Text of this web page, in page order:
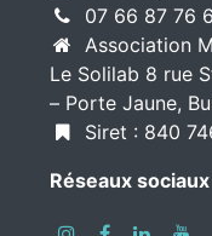
07 66 87 76
Association
Le Solilab 8 rue
– Porte Jaune,
Siret : 840
Réseaux sociaux